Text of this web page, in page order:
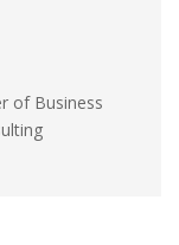
of Business